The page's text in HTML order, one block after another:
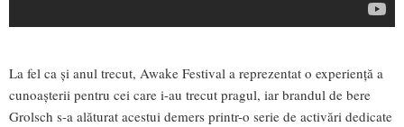
La fel ca și anul trecut, Awake Festival a reprezentat o experiență a
cunoașterii pentru cei care i-au trecut pragul, iar brandul de bere
Grolsch s-a alăturat acestui demers printr-o serie de activări dedicate